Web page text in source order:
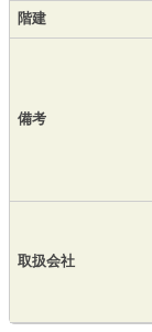
階建
備考
取扱会社